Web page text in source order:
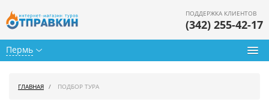
Пермь
ПОДДЕРЖКА КЛИЕНТОВ
(342) 255-42-17
ГЛАВНАЯ ПОДБОР ТУРА